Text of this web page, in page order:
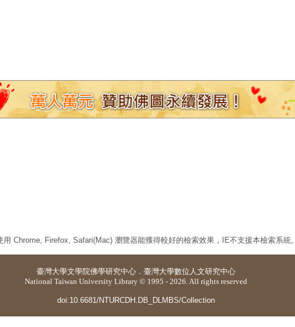
用 Chrome, Firefox, Safari(Mac) 瀏覽器能獲得較好的檢索效果，IE不支援本檢索系統。
臺灣大學文學院佛學研究中心 ． 臺灣大學數位人文研究中心
National Taiwan University Library © 1995 - 2026. All rights reserved
doi:10.6681/NTURCDH.DB_DLMBS/Collection